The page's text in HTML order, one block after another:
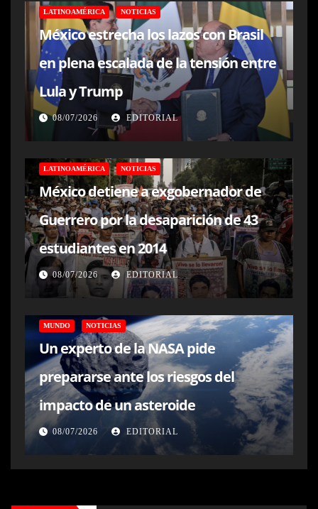
LATINOAMÉRICA NOTICIAS
México estrecha los lazos con Brasil
en plena escalada de la tensión entre
Lula y Trump
08/07/2026 EDITORIAL
LATINOAMÉRICA NOTICIAS
México detiene a exgobernador de
Guerrero por la desaparición de 43
estudiantes en 2014
08/07/2026 EDITORIAL
MUNDO NOTICIAS
Un experto de la NASA pide
prepararse ante los riesgos del
impacto de un asteroide
08/07/2026 EDITORIAL